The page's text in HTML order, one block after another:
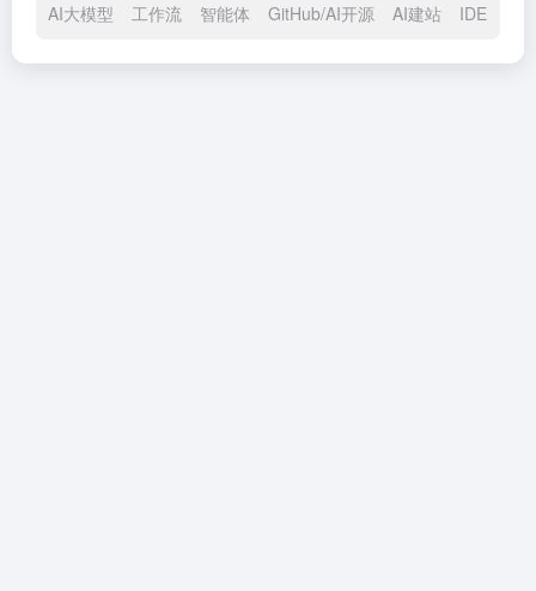
AI大模型 工作流 智能体 GitHub/AI开源 AI建站 IDE